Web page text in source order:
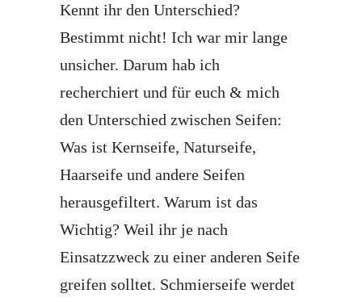
Kennt ihr den Unterschied?
Bestimmt nicht! Ich war mir lange
unsicher. Darum hab ich
recherchiert und für euch & mich
den Unterschied zwischen Seifen:
Was ist Kernseife, Naturseife,
Haarseife und andere Seifen
herausgefiltert. Warum ist das
Wichtig? Weil ihr je nach
Einsatzzweck zu einer anderen Seife
greifen solltet. Schmierseife werdet